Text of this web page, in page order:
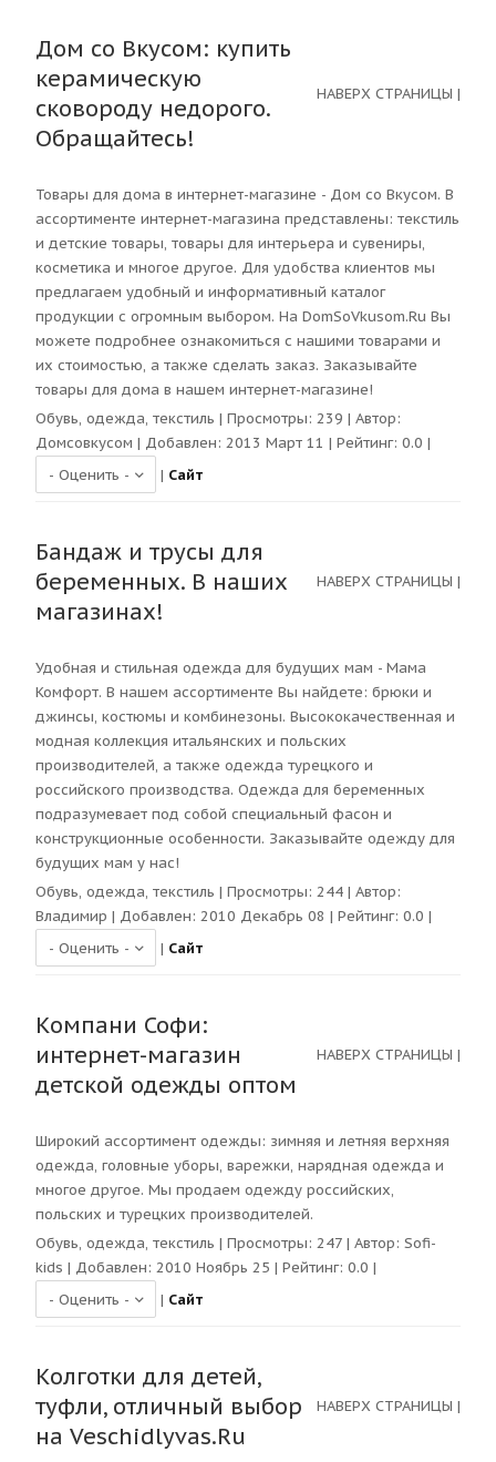
Дом со Вкусом: купить
керамическую
сковороду недорого.
Обращайтесь!
НАВЕРХ СТРАНИЦЫ |
Товары для дома в интернет-магазине - Дом со Вкусом. В
ассортименте интернет-магазина представлены: текстиль
и детские товары, товары для интерьера и сувениры,
косметика и многое другое. Для удобства клиентов мы
предлагаем удобный и информативный каталог
продукции с огромным выбором. На DomSoVkusom.Ru Вы
можете подробнее ознакомиться с нашими товарами и
их стоимостью, а также сделать заказ. Заказывайте
товары для дома в нашем интернет-магазине!
Обувь, одежда, текстиль | Просмотры: 239 | Автор:
Домсовкусом | Добавлен: 2013 Март 11 | Рейтинг: 0.0 |
| Сайт
Бандаж и трусы для
беременных. В наших
магазинах!
НАВЕРХ СТРАНИЦЫ |
Удобная и стильная одежда для будущих мам - Мама
Комфорт. В нашем ассортименте Вы найдете: брюки и
джинсы, костюмы и комбинезоны. Высококачественная и
модная коллекция итальянских и польских
производителей, а также одежда турецкого и
российского производства. Одежда для беременных
подразумевает под собой специальный фасон и
конструкционные особенности. Заказывайте одежду для
будущих мам у нас!
Обувь, одежда, текстиль | Просмотры: 244 | Автор:
Владимир | Добавлен: 2010 Декабрь 08 | Рейтинг: 0.0 |
| Сайт
Компани Софи:
интернет-магазин
детской одежды оптом
НАВЕРХ СТРАНИЦЫ |
Широкий ассортимент одежды: зимняя и летняя верхняя
одежда, головные уборы, варежки, нарядная одежда и
многое другое. Мы продаем одежду российских,
польских и турецких производителей.
Обувь, одежда, текстиль | Просмотры: 247 | Автор: Sofi-
kids | Добавлен: 2010 Ноябрь 25 | Рейтинг: 0.0 |
| Сайт
Колготки для детей,
туфли, отличный выбор
на Veschidlyvas.Ru
НАВЕРХ СТРАНИЦЫ |